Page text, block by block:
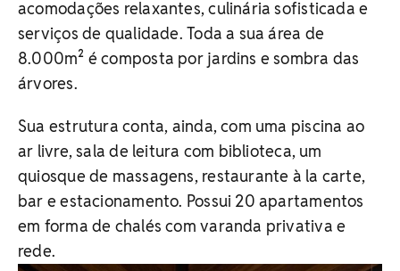
acomodações relaxantes, culinária sofisticada e
serviços de qualidade. Toda a sua área de
8.000m² é composta por jardins e sombra das
árvores.
Sua estrutura conta, ainda, com uma piscina ao
ar livre, sala de leitura com biblioteca, um
quiosque de massagens, restaurante à la carte,
bar e estacionamento. Possui 20 apartamentos
em forma de chalés com varanda privativa e
rede.